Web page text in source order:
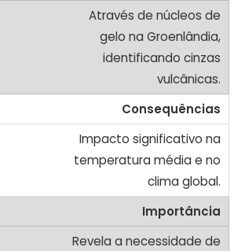
Através de núcleos de
gelo na Groenlândia,
identificando cinzas
vulcânicas.
Consequências
Impacto significativo na
temperatura média e no
clima global.
Importância
Revela a necessidade de